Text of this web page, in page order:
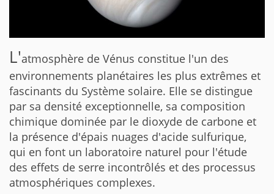
L'atmosphère de Vénus constitue l'un des
environnements planétaires les plus extrêmes et
fascinants du Système solaire. Elle se distingue
par sa densité exceptionnelle, sa composition
chimique dominée par le dioxyde de carbone et
la présence d'épais nuages d'acide sulfurique,
qui en font un laboratoire naturel pour l'étude
des effets de serre incontrôlés et des processus
atmosphériques complexes.